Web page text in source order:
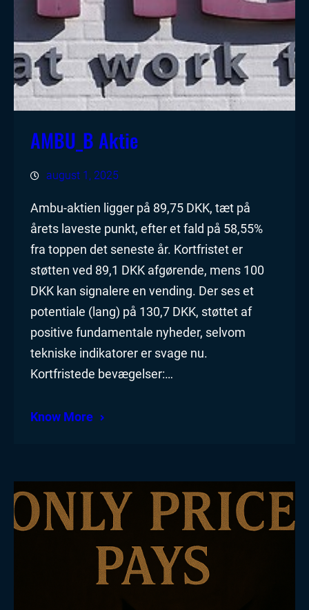
AMBU_B Aktie
august 1, 2025
Ambu-aktien ligger på 89,75 DKK, tæt på
årets laveste punkt, efter et fald på 58,55%
fra toppen det seneste år. Kortfristet er
støtten ved 89,1 DKK afgørende, mens 100
DKK kan signalere en vending. Der ses et
potentiale (lang) på 130,7 DKK, støttet af
positive fundamentale nyheder, selvom
tekniske indikatorer er svage nu.
Kortfristede bevægelser:…
Know More